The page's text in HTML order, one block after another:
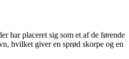
har placeret sig som et af de førende
hvilket giver en sprød skorpe og en